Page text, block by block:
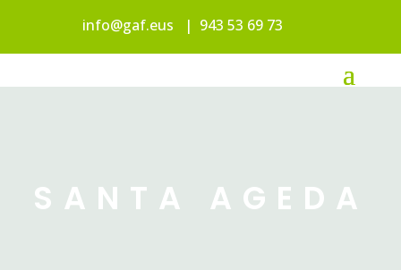
info@gaf.eus | 943 53 69 73
SANTA AGEDA